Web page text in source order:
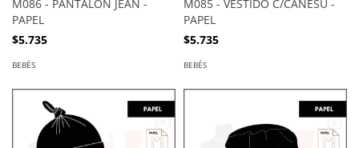
M086 - PANTALÓN JEAN -
PAPEL
$5.735
BEBÉS
M085 - VESTIDO C/CANESÚ -
PAPEL
$5.735
BEBÉS